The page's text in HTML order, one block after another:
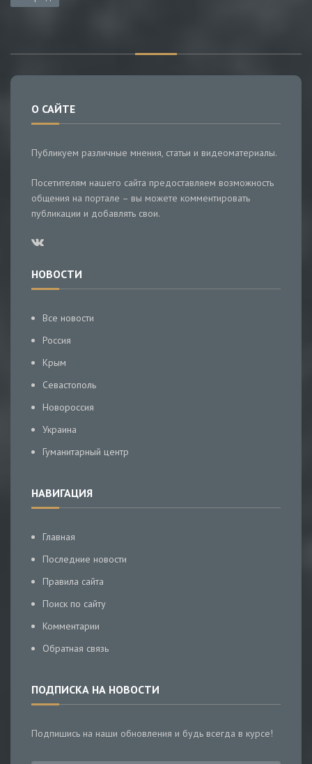
О САЙТЕ
Публикуем различные мнения, статьи и видеоматериалы.
Посетителям нашего сайта предоставляем возможность
общения на портале – вы можете комментировать
публикации и добавлять свои.
НОВОСТИ
Все новости
Россия
Крым
Севастополь
Новороссия
Украина
Гуманитарный центр
НАВИГАЦИЯ
Главная
Последние новости
Правила сайта
Поиск по сайту
Комментарии
Обратная связь
ПОДПИСКА НА НОВОСТИ
Подпишись на наши обновления и будь всегда в курсе!